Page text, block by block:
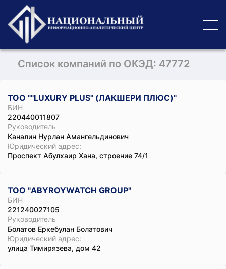
Список компаний по ОКЭД: 47772
ТОО ""LUXURY PLUS" (ЛАКШЕРИ ПЛЮС)"
БИН
220440011807
Руководитель
Каналин Нурлан Амангельдинович
Юридический адрес:
Проспект Абулхаир Хана, строение 74/1
ТОО "ABYROYWATCH GROUP"
БИН
221240027105
Руководитель
Болатов Еркебулан Болатович
Юридический адрес:
улица Тимирязева, дом 42